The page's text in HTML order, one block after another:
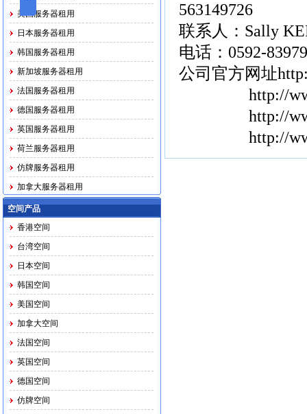
美国服务器租用
日本服务器租用
韩国服务器租用
新加坡服务器租用
法国服务器租用
德国服务器租用
英国服务器租用
荷兰服务器租用
仿牌服务器租用
加拿大服务器租用
马印越泰务器租用
空间产品
香港空间
台湾空间
日本空间
韩国空间
美国空间
加拿大空间
法国空间
英国空间
德国空间
仿牌空间
563149726
联系人：Sally
电话：0592-
公司官方网址
http://
http://
http://